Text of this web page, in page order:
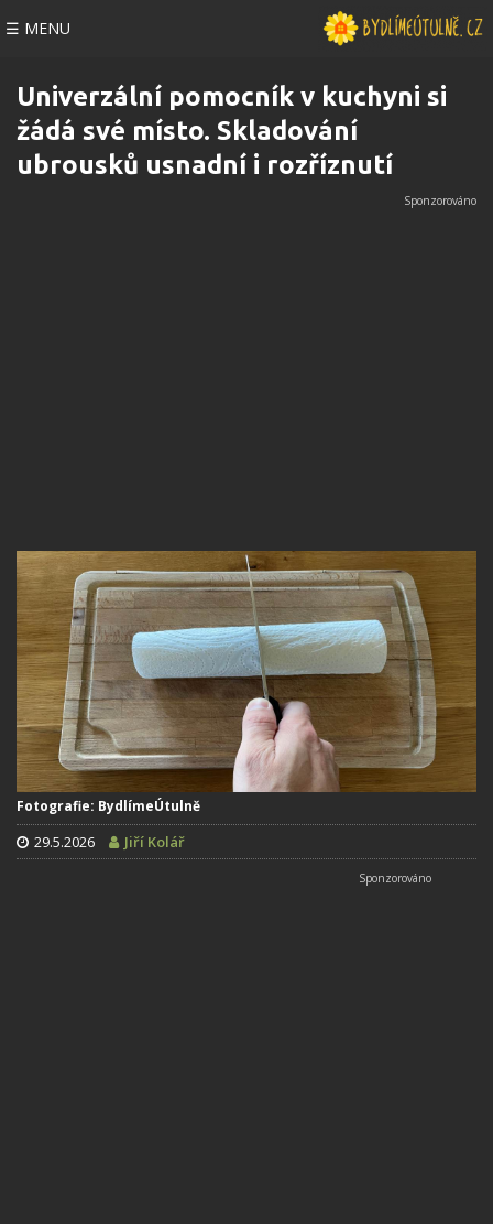
☰ MENU
Univerzální pomocník v kuchyni si
žádá své místo. Skladování
ubrousků usnadní i rozříznutí
Fotografie: BydlímeÚtulně
29.5.2026 Jiří Kolář